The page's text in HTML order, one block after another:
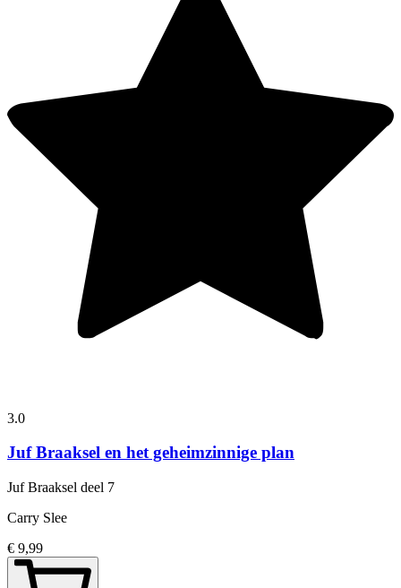
3.0
Juf Braaksel en het geheimzinnige plan
Juf Braaksel deel 7
Carry Slee
€ 9,99